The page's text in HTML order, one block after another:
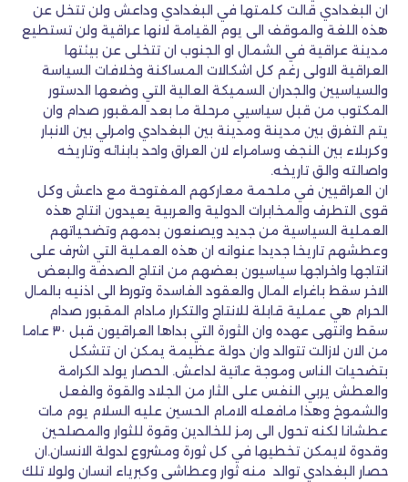
ان البغدادي قالت كلمتها في البغدادي وداعش ولن تتخل عن
هذه اللغة والموقف الى يوم القيامة لانها عراقية ولن تستطيع
مدينة عراقية في الشمال او الجنوب ان تتخلى عن بيئتها
العراقية الاولى رغم كل اشكالات المساكنة وخلافات السياسة
والسياسيين والجدران السميكة العالية التي وضعها الدستور
المكتوب من قبل سياسيي مرحلة ما بعد المقبور صدام وان
يتم التفرق بين مدينة ومدينة بين البغدادي وامرلي بين الانبار
وكربلاء بين النجف وسامراء لان العراق واحد بابنائه وتاريخه
واصالته والق تاريخه.
ان العراقيين في ملحمة معاركهم المفتوحة مع داعش وكل
قوى التطرف والمخابرات الدولية والعربية يعيدون انتاج هذه
العملية السياسية من جديد ويصنعون بدمهم وتضحياتهم
وعطشهم تاريخا جديدا عنوانه ان هذه العملية التي اشرف على
انتاجها واخراجها سياسيون بعضهم من انتاج الصدفة والبعض
الاخر سقط باغراء المال والعقود الفاسدة وتورط الى اذنيه بالمال
الحرام هي عملية قابلة للانتاج والتكرار مادام المقبور صدام
سقط وانتهى عهده وان الثورة التي بداها العراقيون قبل ٣٠ عاما
من الان لازالت تتوالد وان دولة عظيمة يمكن ان تتشكل
بتضحيات الناس وموجة عاتية لداعش. الحصار يولد الكرامة
والعطش يربي النفس على الثار من الجلاد والقوة والفعل
والشموخ وهذا مافعله الامام الحسين عليه السلام يوم مات
عطشانا لكنه تحول الى رمز للخالدين وقوة للثوار والمصلحين
وقدوة لايمكن تخطيها في كل ثورة ومشروع لدولة الانسان.ان
حصار البغدادي توالد منه ثوار وعطاشى وكبرياء انسان ولولا تلك